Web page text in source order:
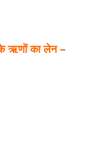
के ऋणों का लेन –